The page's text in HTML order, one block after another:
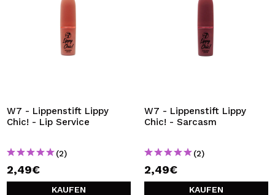
W7 - Lippenstift Lippy
Chic! - Lip Service
(2)
2,49€
KAUFEN
W7 - Lippenstift Lippy
Chic! - Sarcasm
(2)
2,49€
KAUFEN